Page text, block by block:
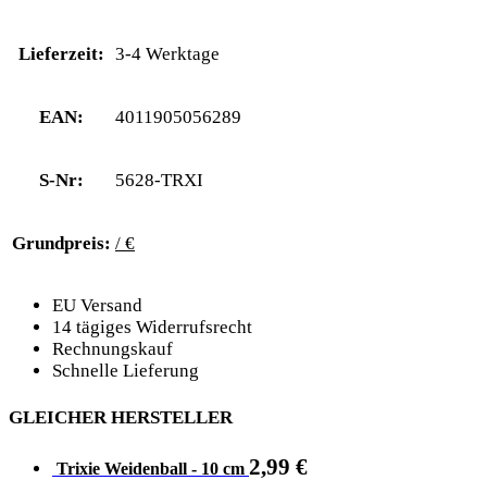
Lieferzeit: 3-4 Werktage
EAN: 4011905056289
S-Nr: 5628-TRXI
Grundpreis: / €
EU Versand
14 tägiges Widerrufsrecht
Rechnungskauf
Schnelle Lieferung
GLEICHER HERSTELLER
Trixie Weidenball - 10 cm 2,99 €